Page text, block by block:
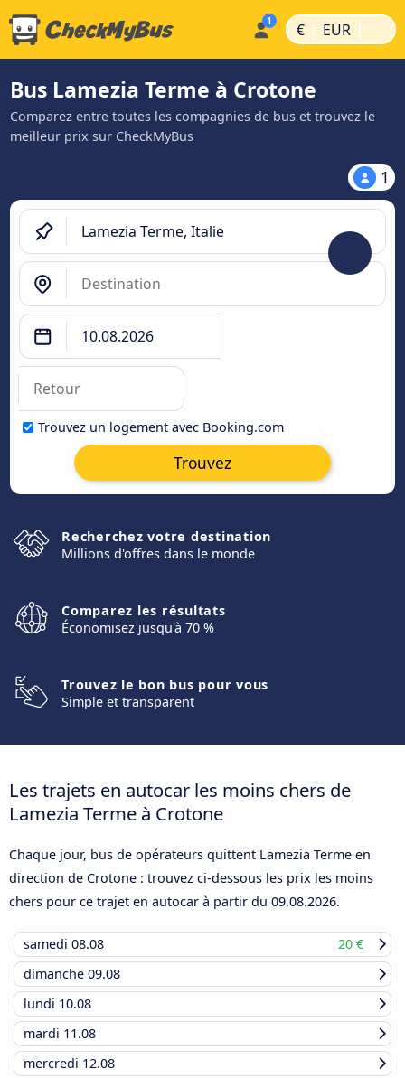
€ | EUR |
Bus Lamezia Terme à Crotone
Comparez entre toutes les compagnies de bus et trouvez le
meilleur prix sur CheckMyBus
1
Trouvez un logement avec Booking.com
Trouvez
Recherchez votre destination
Millions d'offres dans le monde
Comparez les résultats
Économisez jusqu'à 70 %
Trouvez le bon bus pour vous
Simple et transparent
Les trajets en autocar les moins chers de
Lamezia Terme à Crotone
Chaque jour, bus de opérateurs quittent Lamezia Terme en
direction de Crotone : trouvez ci-dessous les prix les moins
chers pour ce trajet en autocar à partir du 09.08.2026.
samedi 08.08
20 €
dimanche 09.08
lundi 10.08
mardi 11.08
mercredi 12.08